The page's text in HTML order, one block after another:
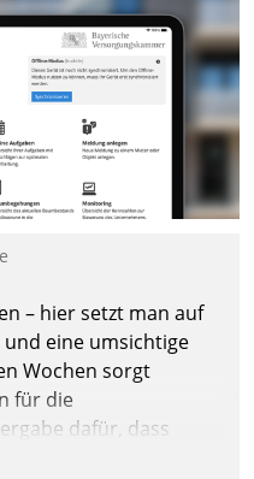
– hier setzt man auf
eine umsichtige
Wochen sorgt
für die
dafür, dass
und, so es sein muss,